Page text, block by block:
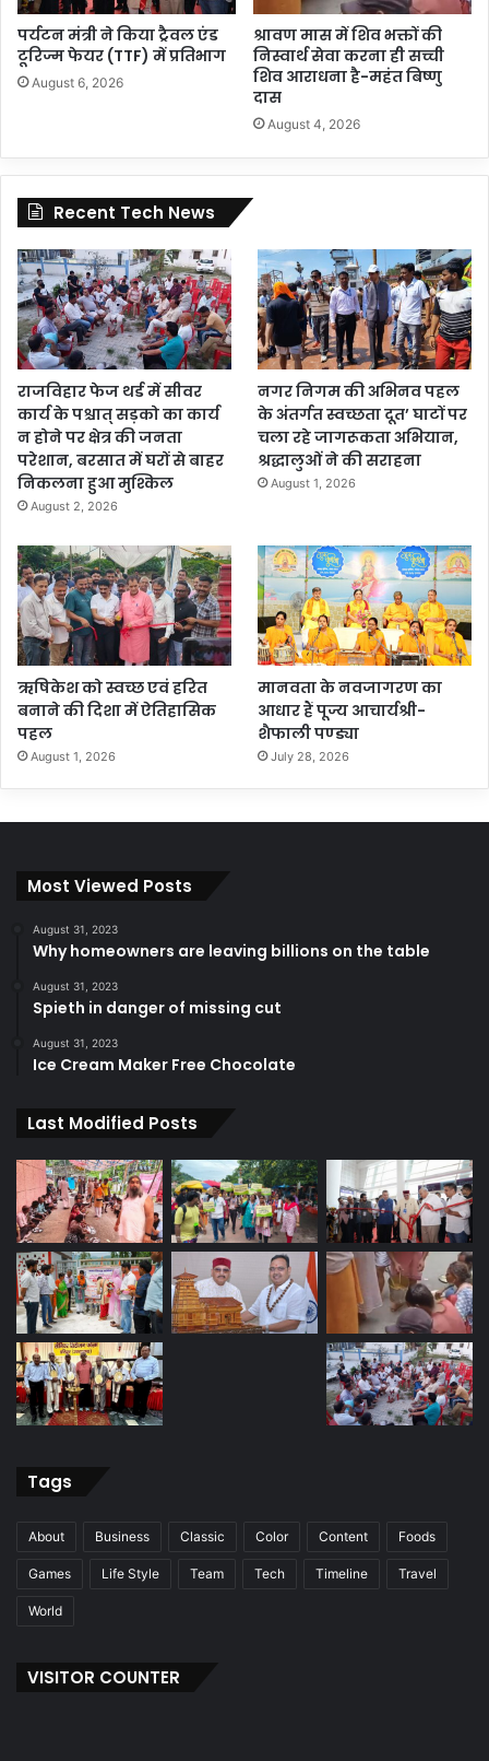
पर्यटन मंत्री ने किया ट्रैवल एंड
टूरिज्म फेयर (TTF) में प्रतिभाग
August 6, 2026
श्रावण मास में शिव भक्तों की
निस्वार्थ सेवा करना ही सच्ची
शिव आराधना है-महंत बिष्णु
दास
August 4, 2026
Recent Tech News
राजविहार फेज थर्ड में सीवर
कार्य के पश्चात् सड़को का कार्य
न होने पर क्षेत्र की जनता
परेशान, बरसात में घरों से बाहर
निकलना हुआ मुश्किल
August 2, 2026
नगर निगम की अभिनव पहल
के अंतर्गत स्वच्छता दूत’ घाटों पर
चला रहे जागरूकता अभियान,
श्रद्धालुओं ने की सराहना
August 1, 2026
ऋषिकेश को स्वच्छ एवं हरित
बनाने की दिशा में ऐतिहासिक
पहल
August 1, 2026
मानवता के नवजागरण का
आधार हैं पूज्य आचार्यश्री-
शैफाली पण्ड्या
July 28, 2026
Most Viewed Posts
August 31, 2023
Why homeowners are leaving billions on the table
August 31, 2023
Spieth in danger of missing cut
August 31, 2023
Ice Cream Maker Free Chocolate
Last Modified Posts
Tags
About Business Classic Color Content Foods
Games Life Style Team Tech Timeline Travel
World
VISITOR COUNTER